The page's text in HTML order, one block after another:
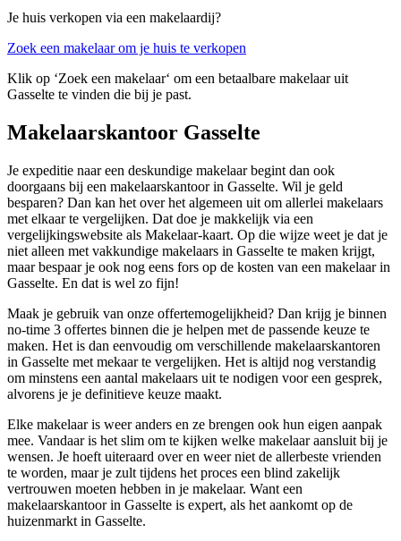
Je huis verkopen via een makelaardij?
Zoek een makelaar om je huis te verkopen
Klik op ‘Zoek een makelaar‘ om een betaalbare makelaar uit
Gasselte te vinden die bij je past.
Makelaarskantoor Gasselte
Je expeditie naar een deskundige makelaar begint dan ook
doorgaans bij een makelaarskantoor in Gasselte. Wil je geld
besparen? Dan kan het over het algemeen uit om allerlei makelaars
met elkaar te vergelijken. Dat doe je makkelijk via een
vergelijkingswebsite als Makelaar-kaart. Op die wijze weet je dat je
niet alleen met vakkundige makelaars in Gasselte te maken krijgt,
maar bespaar je ook nog eens fors op de kosten van een makelaar in
Gasselte. En dat is wel zo fijn!
Maak je gebruik van onze offertemogelijkheid? Dan krijg je binnen
no-time 3 offertes binnen die je helpen met de passende keuze te
maken. Het is dan eenvoudig om verschillende makelaarskantoren
in Gasselte met mekaar te vergelijken. Het is altijd nog verstandig
om minstens een aantal makelaars uit te nodigen voor een gesprek,
alvorens je je definitieve keuze maakt.
Elke makelaar is weer anders en ze brengen ook hun eigen aanpak
mee. Vandaar is het slim om te kijken welke makelaar aansluit bij je
wensen. Je hoeft uiteraard over en weer niet de allerbeste vrienden
te worden, maar je zult tijdens het proces een blind zakelijk
vertrouwen moeten hebben in je makelaar. Want een
makelaarskantoor in Gasselte is expert, als het aankomt op de
huizenmarkt in Gasselte.